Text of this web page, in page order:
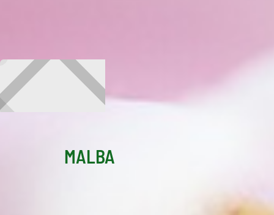
MALBA